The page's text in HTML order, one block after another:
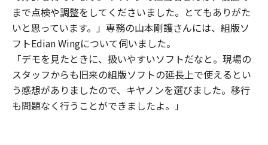
まで点検や調整をしてくださいました。とてもありがた
いと思っています。」専務の山本剛護さんには、組版ソ
フトEdian Wingについて伺いました。
「デモを見たときに、扱いやすいソフトだなと。現場の
スタッフからも旧来の組版ソフトの延長上で使えるとい
う感想がありましたので、キヤノンを選びました。移行
も問題なく行うことができましたよ。」